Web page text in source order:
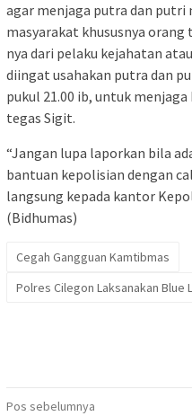
agar menjaga putra dan putri
masyarakat khususnya
nya dari pelaku kejahatan
diingat usahakan putra dan
pukul 21.00 ib, untuk
tegas Sigit.
“Jangan lupa laporkan bila
bantuan kepolisian dengan
langsung kepada kantor
(Bidhumas)
Cegah Gangguan Kamtibmas
Polres Cilegon Laksanakan Blue
Navigasi
Pos sebelumnya